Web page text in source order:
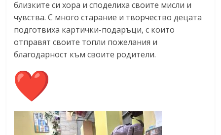
близките си хора и споделиха своите мисли и
чувства. С много старание и творчество децата
подготвиха картички-подаръци, с които
отправят своите топли пожелания и
благодарност към своите родители.